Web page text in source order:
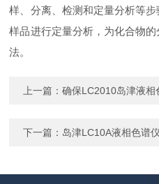
样、分离、检测和定量分析等
样品进行定量分析，为化合物
法。
上一篇：确保LC2010岛津液
下一篇： 岛津LC10A液相色谱